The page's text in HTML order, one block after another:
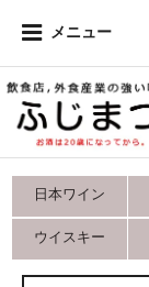
メニュー
日本ワイン
ウイスキー